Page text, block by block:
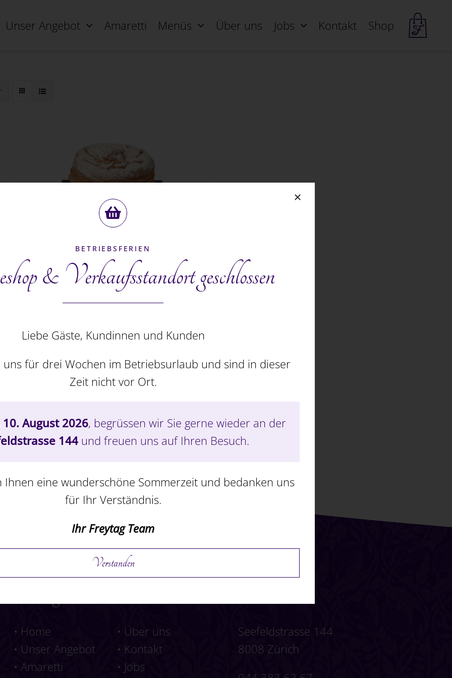
Unser Angebot Amaretti Menüs Über uns Jobs Kontakt Shop
Pain Surprise,
gross
CHF 94.00
• Home
• Unser Angebot
• Amaretti
• Über uns
• Kontakt
• Jobs
Seefeldstrasse 144
8008 Zürich
BETRIEBSFERIEN
& Verkaufs­standort geschlossen
Liebe Gäste, Kundinnen und Kunden
für drei Wochen im Betriebsurlaub und sind in dieser
Zeit nicht vor Ort.
August 2026, begrüssen wir Sie gerne wieder an der
144und freuen uns auf Ihren Besuch.
Ihnen eine wunderschöne Sommerzeit und bedanken uns
für Ihr Verständnis.
Ihr Freytag Team
Verstanden